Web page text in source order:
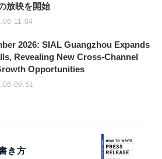
放映を開始
11:04
2026: SIAL Guangzhou Expands
Revealing New Cross-Channel
Opportunities
09:51
き方